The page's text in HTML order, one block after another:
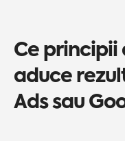
Ce principii
aduce
Ads sau